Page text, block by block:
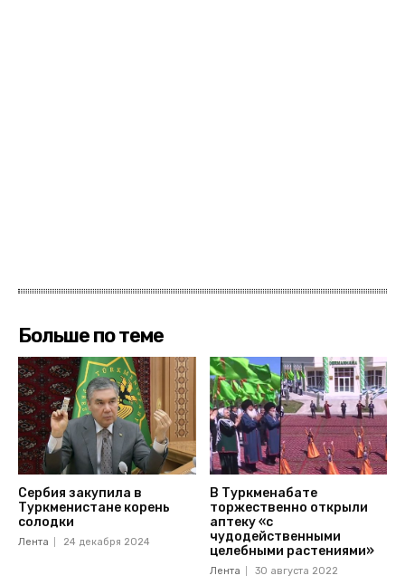
Больше по теме
Сербия закупила в
Туркменистане корень
солодки
Лента 24 декабря 2024
В Туркменабате
торжественно открыли
аптеку «с
чудодейственными
целебными растениями»
Лента 30 августа 2022